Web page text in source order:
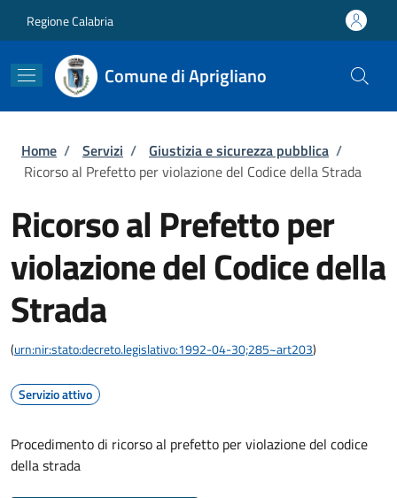
Regione Calabria
Comune di Aprigliano
Briciole di pane
Home / Servizi / Giustizia e sicurezza pubblica /
Ricorso al Prefetto per violazione del Codice della Strada
Ricorso al Prefetto per
violazione del Codice della
Strada
(urn:nir:stato:decreto.legislativo:1992-04-30;285~art203)
Servizio attivo
Procedimento di ricorso al prefetto per violazione del codice
della strada